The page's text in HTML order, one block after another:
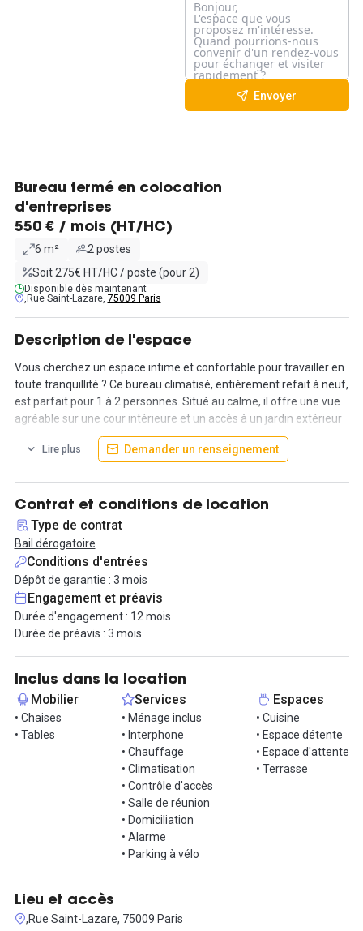
Envoyer
Bureau fermé en colocation
d'entreprises
550 € / mois (HT/HC)
6 m²
2 postes
Soit 275€ HT/HC / poste (pour 2)
Disponible dès maintenant
,Rue Saint-Lazare, 75009 Paris
Description de l'espace
Vous cherchez un espace intime et confortable pour travailler en
toute tranquillité ? Ce bureau climatisé, entièrement refait à neuf,
est parfait pour 1 à 2 personnes. Situé au calme, il offre une vue
agréable sur une cour intérieure et un accès à un jardin extérieur
pour profiter d’un cadre verdoyant.
entrepreneurs ou petites équipes souhaitant un cadre de travail
calme, design et bien équipé. Espaces partagés conviviaux : bar,
sièges en cuir pour se détendre, cuisine équipée et même des
coupes de champagne pour célébrer vos succès.
Offre avec service :
- Cuisine équipée (frigo et micro-ondes)
- Ménage
- Domiciliation de société possible
- Espace convivial avec bar, café et thé pour échanger
- Cour intérieure avec fumoir
Un emplacement agréable à Saint-Lazare, facile d’accès et une
disponibilité immédiate. Plus qu’à poser votre ordinateur et
commencer à travailler ! Parking à vélo disponible.
Intéressé(e) ? Contactez-nous pour une visite !
Informations complémentaires sur cet espace de
Une courette avec un espace fumoir permet de déjeuner dehors
Un espace de convivialité spacieux permet d'échanger avec
toutes les sociétés présentes et d'être dans une dynamique
Lire plus Demander un renseignement
Contrat et conditions de location
Type de contrat
Bail dérogatoire
Conditions d'entrées
Dépôt de garantie : 3 mois
Engagement et préavis
Durée d'engagement : 12 mois
Durée de préavis : 3 mois
Inclus dans la location
Mobilier
• Chaises
• Tables
Services
• Ménage inclus
• Interphone
• Chauffage
• Climatisation
• Contrôle d'accès
• Salle de réunion
• Domiciliation
• Alarme
• Parking à vélo
Espaces
• Cuisine
• Espace détente
• Espace d'attente
• Terrasse
Lieu et accès
,Rue Saint-Lazare, 75009 Paris